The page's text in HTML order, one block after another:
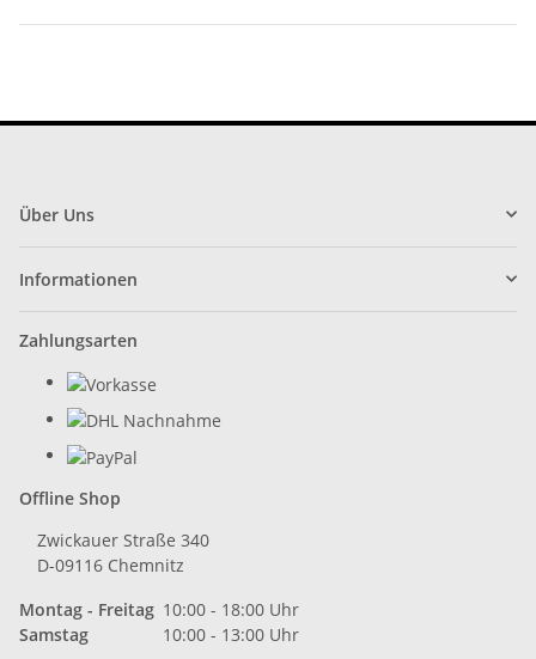
Über Uns
Informationen
Zahlungsarten
Offline Shop
Zwickauer Straße 340
D-09116 Chemnitz
Montag - Freitag 10:00 - 18:00 Uhr
Samstag
10:00 - 13:00 Uhr